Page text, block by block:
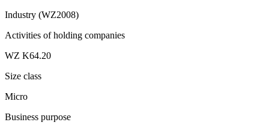
Industry (WZ2008)
Activities of holding companies
WZ K64.20
Size class
Micro
Business purpose